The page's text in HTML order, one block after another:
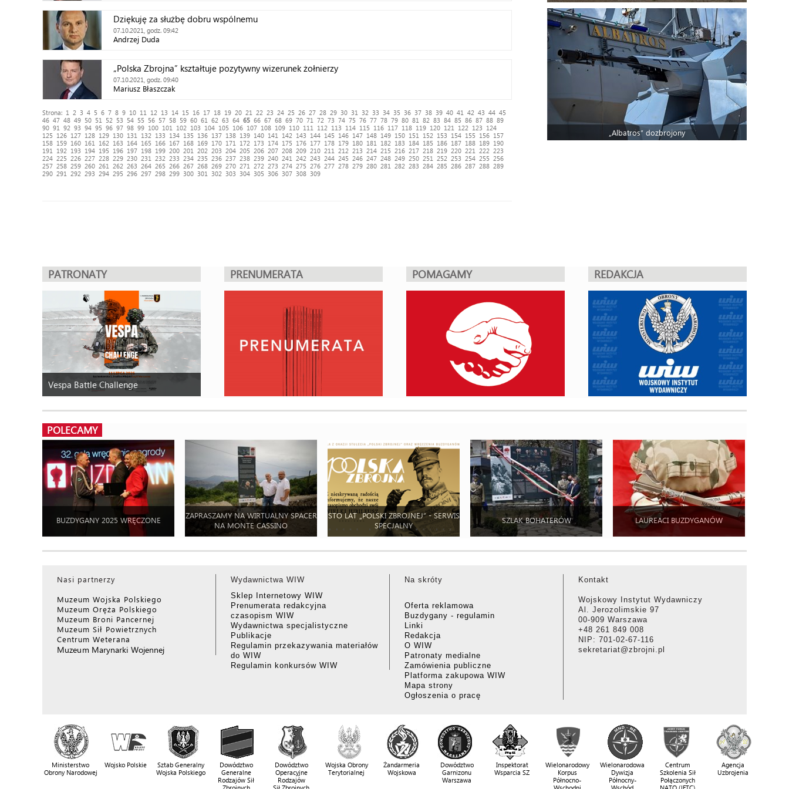
Dziękuję za służbę dobru wspólnemu
07.10.2021, godz. 09:42
Andrzej Duda
„Polska Zbrojna” kształtuje pozytywny wizerunek żołnierzy
07.10.2021, godz. 09:40
Mariusz Błaszczak
Strona: 1 2 3 4 5 6 7 8 9 10 11 12 13 14 15 16 17 18 19 20 21 22 23 24 25 26 27 28 29 30 31 32 33 34 35 36 37 38 39 40 41 42 43 44 45
46 47 48 49 50 51 52 53 54 55 56 57 58 59 60 61 62 63 64 65 66 67 68 69 70 71 72 73 74 75 76 77 78 79 80 81 82 83 84 85 86 87 88 89
90 91 92 93 94 95 96 97 98 99 100 101 102 103 104 105 106 107 108 109 110 111 112 113 114 115 116 117 118 119 120 121 122 123
124
125
126 127 128 129 130 131 132 133 134 135 136 137 138 139 140 141 142 143 144 145 146 147 148 149 150 151 152 153 154 155 156 157
158 159 160 161 162 163 164 165 166 167 168 169 170 171 172 173 174 175 176 177 178 179 180 181 182 183 184 185 186 187 188 189 190
191
192 193 194 195 196 197 198 199 200 201 202 203 204 205 206 207 208 209 210 211 212 213 214 215 216 217 218 219 220 221 222
223
224 225 226 227 228 229 230 231 232 233 234 235 236 237 238 239 240 241 242 243 244 245 246 247 248 249 250 251 252 253 254 255
256
257 258 259 260 261 262 263 264 265 266 267 268 269 270 271 272 273 274 275 276 277 278 279 280 281 282 283 284 285 286 287 288 289
290 291 292 293 294 295 296 297 298 299 300 301 302 303 304 305 306 307 308 309
„Albatros” dozbrojony
PATRONATY
Vespa Battle Challenge
PRENUMERATA POMAGAMY REDAKCJA
POLECAMY
BUZDYGANY 2025 WRĘCZONE
ZAPRASZAMY NA WIRTUALNY SPACER
NA MONTE CASSINO
STO LAT „POLSKI ZBROJNEJ” - SERWIS
SPECJALNY
SZLAK BOHATERÓW LAUREACI BUZDYGANÓW
Nasi partnerzy
Muzeum Wojska Polskiego
Muzeum Oręża Polskiego
Muzeum Broni Pancernej
Muzeum Sił Powietrznych
Centrum Weterana
Muzeum Marynarki Wojennej
Wydawnictwa WIW
Sklep Internetowy WIW
Prenumerata redakcyjna
czasopism WIW
Wydawnictwa specjalistyczne
Publikacje
Regulamin przekazywania materiałów
do WIW
Regulamin konkursów WIW
Na skróty
Oferta reklamowa
Buzdygany - regulamin
Linki
Redakcja
O WIW
Patronaty medialne
Zamówienia publiczne
Platforma zakupowa WIW
Mapa strony
Ogłoszenia o pracę
Kontakt
Wojskowy Instytut Wydawniczy
Al. Jerozolimskie 97
00-909 Warszawa
+48 261 849 008
NIP: 701-02-67-116
sekretariat@zbrojni.pl
Ministerstwo
Obrony Narodowej
Wojsko Polskie
Sztab Generalny
Wojska Polskiego
Dowództwo
Generalne
Rodzajów Sił
Dowództwo
Operacyjne
Rodzajów
Wojska Obrony
Terytorialnej
Żandarmeria
Wojskowa
Dowództwo
Garnizonu
Warszawa
Inspektorat
Wsparcia SZ
Wielonarodowy
Korpus
Północno-
Wielonarodowa
Dywizja
Północny-
Centrum
Szkolenia Sił
Połączonych
Agencja
Uzbrojenia